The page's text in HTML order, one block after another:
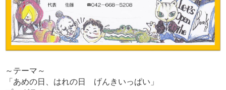
～テーマ～
「あめの日、はれの日 げんきいっぱい」